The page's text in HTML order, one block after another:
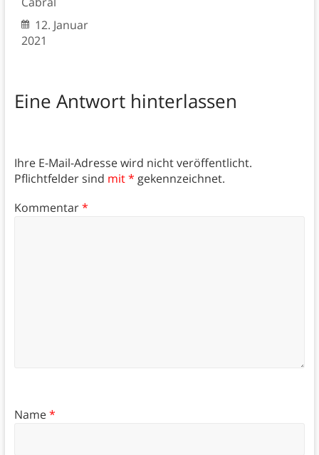
12. Januar
2021
Eine Antwort hinterlassen
Ihre E-Mail-Adresse wird nicht veröffentlicht.
Pflichtfelder sind mit * gekennzeichnet.
Kommentar*
Name*